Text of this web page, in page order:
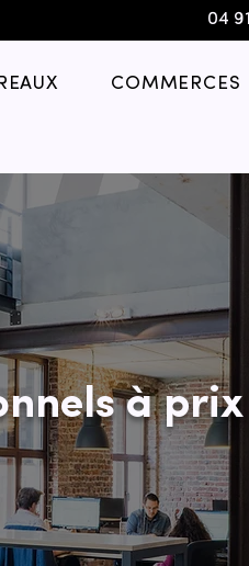
04
COMMERCES
à